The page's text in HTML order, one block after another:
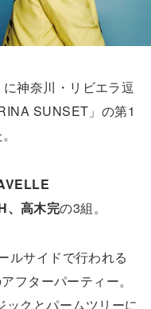
神奈川・リビエラ逗
SUNSET」の第1
、高木完の3組。
ルサイドで行われる
フターパーティー。
ックとパームツリーに